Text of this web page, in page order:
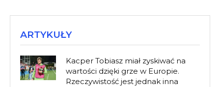
ARTYKUŁY
Kacper Tobiasz miał zyskiwać na
wartości dzięki grze w Europie.
Rzeczywistość jest jednak inna